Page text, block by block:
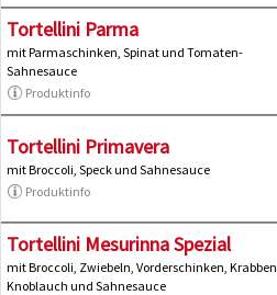
Tortellini Parma
mit Parmaschinken, Spinat und Tomaten-
Sahnesauce
Produktinfo
Tortellini Primavera
mit Broccoli, Speck und Sahnesauce
Produktinfo
Tortellini Mesurinna Spezial
mit Broccoli, Zwiebeln, Vorderschinken, Krabben,
Knoblauch und Sahnesauce